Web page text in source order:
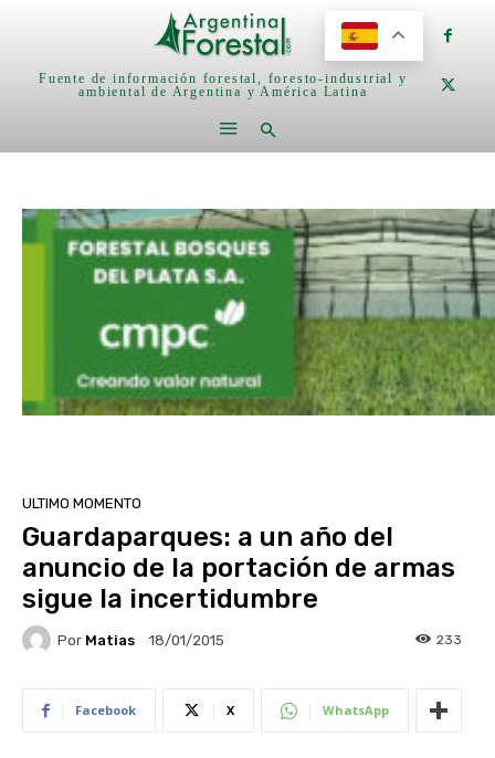
Fuente de información forestal, foresto-industrial y
ambiental de Argentina y América Latina
ULTIMO MOMENTO
Guardaparques: a un año del
anuncio de la portación de armas
sigue la incertidumbre
Por Matias 18/01/2015 233
Facebook X WhatsApp